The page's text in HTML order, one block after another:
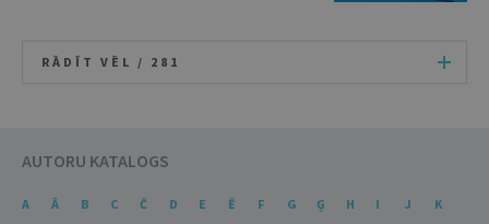
RĀDĪT VĒL / 281
AUTORU KATALOGS
A Ā B C Č D E Ē F G Ģ H I J
K